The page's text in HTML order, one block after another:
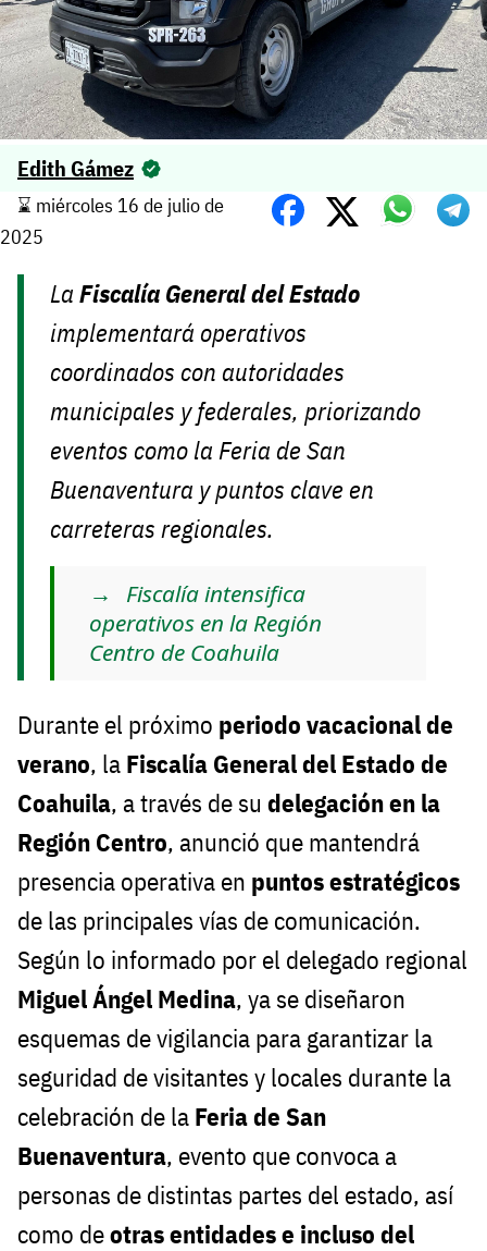
Edith Gámez
⌛️ miércoles 16 de julio de
2025
LaFiscalía General del Estado
implementará operativos
coordinados con autoridades
municipales y federales, priorizando
eventos como la Feria de San
Buenaventura y puntos clave en
carreteras regionales.
Fiscalía intensifica
operativos en la Región
Centro de Coahuila
Durante el próximo periodo vacacional de
verano, la Fiscalía General del Estado de
Coahuila, a través de su delegación en la
Región Centro, anunció que mantendrá
presencia operativa en puntos estratégicos
de las principales vías de comunicación.
Según lo informado por el delegado regional
Miguel Ángel Medina, ya se diseñaron
esquemas de vigilancia para garantizar la
seguridad de visitantes y locales durante la
celebración de la Feria de San
Buenaventura, evento que convoca a
personas de distintas partes del estado, así
como deotras entidades e incluso del